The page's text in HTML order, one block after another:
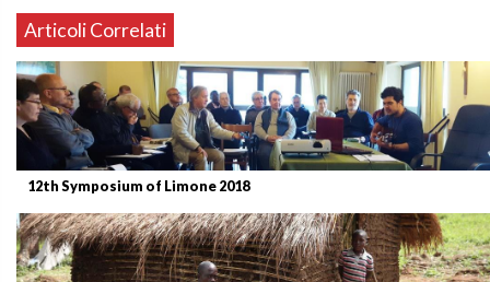
Articoli Correlati
12th Symposium of Limone 2018